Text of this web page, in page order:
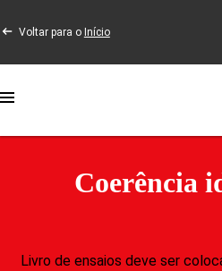
Voltar para o Início
Coerência
Livro de ensaios deve ser